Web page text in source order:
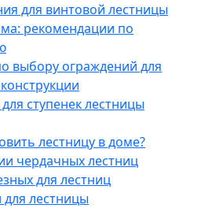
для винтовой лестницы
рекомендации по
выбору ограждений для
ступенек лестницы
лестницу в доме?
чердачных лестниц
для лестниц
лестницы